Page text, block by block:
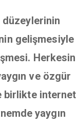
düzeylerinin
gelişmesiyle
Herkesin
ve özgür
birlikte internet
yaygın